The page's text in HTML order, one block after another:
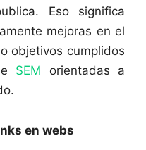
Eso significa
mejoras en el
objetivos cumplidos
SEM orientadas a
en webs